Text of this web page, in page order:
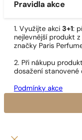
Pravidla akce
1. Využijte akci 3+1:
nejlevnější produkt
značky Paris
2. Při nákupu
dosažení stanovené
Podmínky akce